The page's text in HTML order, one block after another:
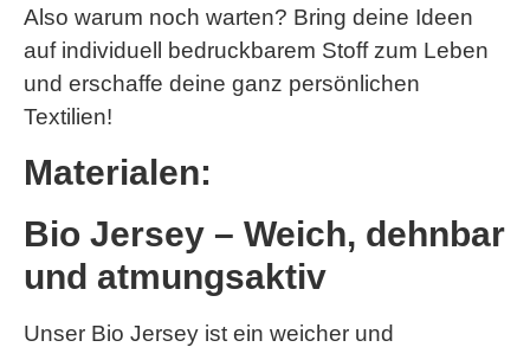
Also warum noch warten? Bring deine Ideen
auf individuell bedruckbarem Stoff zum Leben
und erschaffe deine ganz persönlichen
Textilien!
Materialen:
Bio Jersey – Weich, dehnbar
und atmungsaktiv
Unser Bio Jersey ist ein weicher und